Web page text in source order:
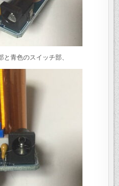
青色のスイッチ部、